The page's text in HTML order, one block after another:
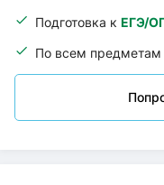
Подготовка к ЕГЭ/
По всем предметам